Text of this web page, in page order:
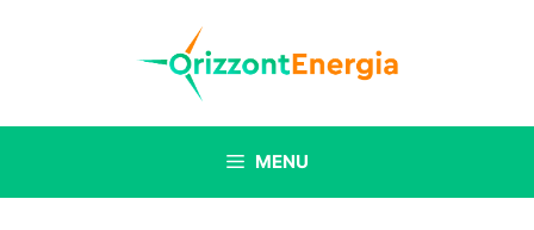
MENU